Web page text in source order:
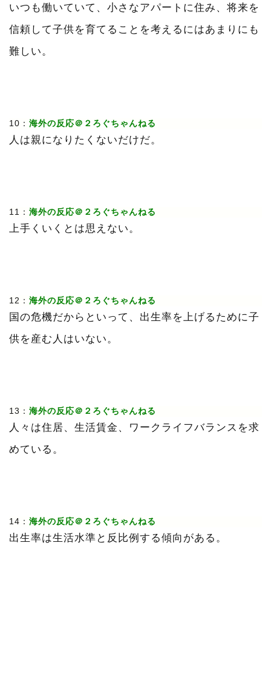
いつも働いていて、小さなアパートに住み、将来を
信頼して子供を育てることを考えるにはあまりにも
難しい。
10： 海外の反応＠２ろぐちゃんねる
人は親になりたくないだけだ。
11： 海外の反応＠２ろぐちゃんねる
上手くいくとは思えない。
12： 海外の反応＠２ろぐちゃんねる
国の危機だからといって、出生率を上げるために子
供を産む人はいない。
13： 海外の反応＠２ろぐちゃんねる
人々は住居、生活賃金、ワークライフバランスを求
めている。
14： 海外の反応＠２ろぐちゃんねる
出生率は生活水準と反比例する傾向がある。